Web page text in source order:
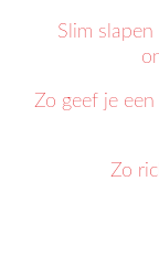
Slim
Zo geef je
Zo